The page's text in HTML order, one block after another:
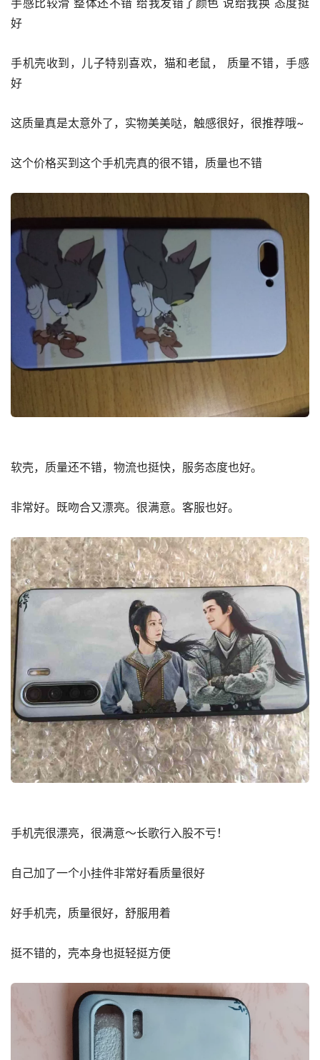
手感比较滑 整体还不错 给我发错了颜色 说给我换 态度挺
好
手机壳收到，儿子特别喜欢，猫和老鼠， 质量不错，手感
好
这质量真是太意外了，实物美美哒，触感很好，很推荐哦~
这个价格买到这个手机壳真的很不错，质量也不错
软壳，质量还不错，物流也挺快，服务态度也好。
非常好。既吻合又漂亮。很满意。客服也好。
手机壳很漂亮，很满意～长歌行入股不亏！
自己加了一个小挂件非常好看质量很好
好手机壳，质量很好，舒服用着
挺不错的，壳本身也挺轻挺方便